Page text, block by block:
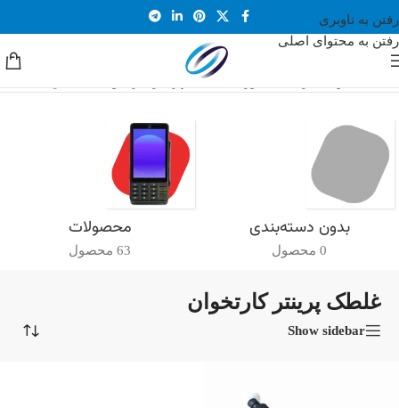
رفتن به ناوبری
رفتن به محتوای اصلی
محصولات برچسب خورده “غلطک پرینتر کارتخوان”
بدون دسته‌بندی
0 محصول
محصولات
63 محصول
غلطک پرینتر کارتخوان
Show sidebar